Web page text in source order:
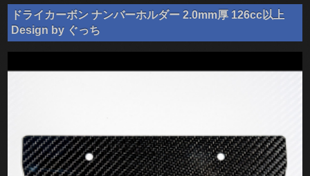
ドライカーボン ナンバーホルダー 2.0mm厚 126cc以上
Design by ぐっち